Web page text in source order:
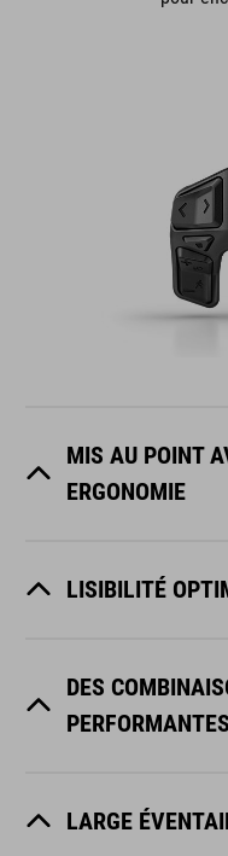
MIS AU POINT
ERGONOMIE
LISIBILITÉ
DES
PERFORMANTES
LARGE